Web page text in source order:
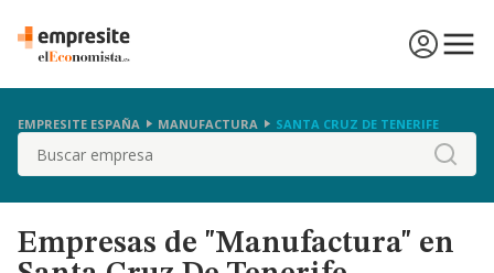
EMPRESITE ESPAÑA MANUFACTURA SANTA CRUZ DE TENERIFE
Buscar
Empresas de "Manufactura" en